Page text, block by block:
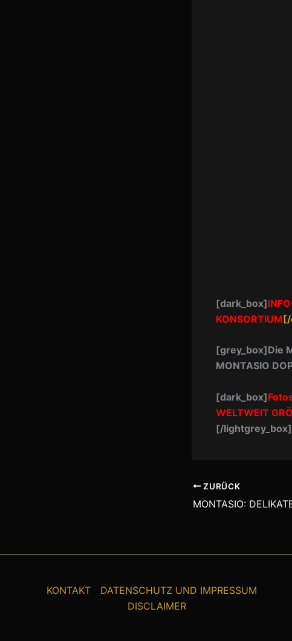
[dark_box]
KONSORTIUM[/
[grey_box]Die
MONTASIO
[dark_box]
WELTWEIT
[/lightgrey_box]
ZURÜCK
KONTAKT
DATENSCHUTZ UND IMPRESSUM
DISCLAIMER